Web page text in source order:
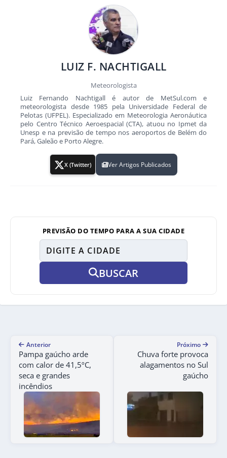
LUIZ F. NACHTIGALL
Meteorologista
Luiz Fernando Nachtigall é autor de MetSul.com e
meteorologista desde 1985 pela Universidade Federal de
Pelotas (UFPEL). Especializado em Meteorologia Aeronáutica
pelo Centro Técnico Aeroespacial (CTA), atuou no Ipmet da
Unesp e na previsão de tempo nos aeroportos de Belém do
Pará, Galeão e Porto Alegre.
X (Twitter) Ver Artigos Publicados
PREVISÃO DO TEMPO PARA A SUA CIDADE
BUSCAR
Anterior
Pampa gaúcho arde
com calor de 41,5ºC,
seca e grandes
incêndios
Próximo
Chuva forte provoca
alagamentos no Sul
gaúcho